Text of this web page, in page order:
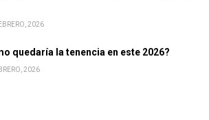
2026
quedaría la tenencia en este 2026?
2026